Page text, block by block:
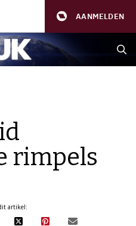
AANMELDEN
rimpels
artikel: